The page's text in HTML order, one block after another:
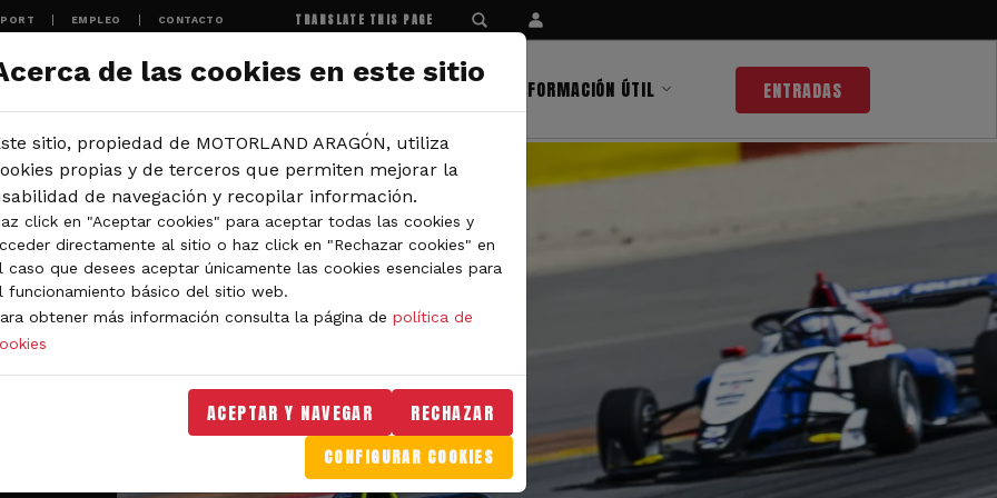
EMPLEO CONTACTO TRANSLATE THIS PAGE
MOTORLAND EXPERIENCIAS NOTICIAS INFORMACIÓN ÚTIL ENTRADAS
de las cookies en este sitio
sitio, propiedad de MOTORLAND ARAGÓN, utiliza
propias y de terceros que permiten mejorar la
de navegación y recopilar información.
click en "Aceptar cookies" para aceptar todas las cookies y
directamente al sitio o haz click en "Rechazar cookies" en
caso que desees aceptar únicamente las cookies esenciales para
funcionamiento básico del sitio web.
obtener más información consulta la página de política de
ACEPTAR Y NAVEGAR RECHAZAR
CONFIGURAR COOKIES